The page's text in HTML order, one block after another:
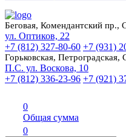
Беговая, Комендантский пр.,
ул. Оптиков, 22
+7 (812) 327-80-60 +7 (931)
Горьковская, Петроградская,
П.С. ул. Воскова, 10
+7 (812) 336-23-96 +7 (921)
0
Общая сумма
0